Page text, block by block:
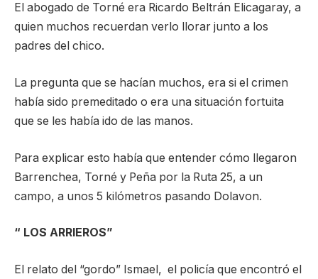
El abogado de Torné era Ricardo Beltrán Elicagaray, a
quien muchos recuerdan verlo llorar junto a los
padres del chico.
La pregunta que se hacían muchos, era si el crimen
había sido premeditado o era una situación fortuita
que se les había ido de las manos.
Para explicar esto había que entender cómo llegaron
Barrenchea, Torné y Peña por la Ruta 25, a un
campo, a unos 5 kilómetros pasando Dolavon.
“ LOS ARRIEROS”
El relato del “gordo” Ismael, el policía que encontró el